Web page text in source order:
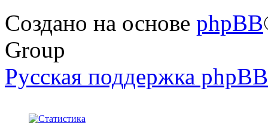
Создано на основе phpBB
Group
Русская поддержка phpBB